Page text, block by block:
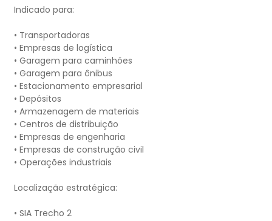
Indicado para:
• Transportadoras
• Empresas de logística
• Garagem para caminhões
• Garagem para ônibus
• Estacionamento empresarial
• Depósitos
• Armazenagem de materiais
• Centros de distribuição
• Empresas de engenharia
• Empresas de construção civil
• Operações industriais
Localização estratégica:
• SIA Trecho 2